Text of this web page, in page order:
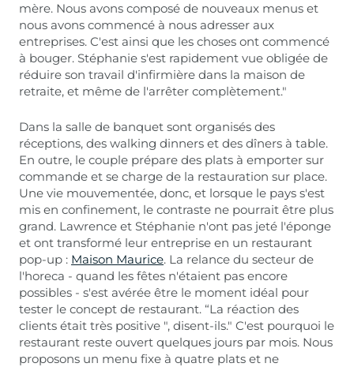
mère. Nous avons composé de nouveaux menus et
nous avons commencé à nous adresser aux
entreprises. C'est ainsi que les choses ont commencé
à bouger. Stéphanie s'est rapidement vue obligée de
réduire son travail d'infirmière dans la maison de
retraite, et même de l'arrêter complètement."
Dans la salle de banquet sont organisés des
réceptions, des walking dinners et des dîners à table.
En outre, le couple prépare des plats à emporter sur
commande et se charge de la restauration sur place.
Une vie mouvementée, donc, et lorsque le pays s'est
mis en confinement, le contraste ne pourrait être plus
grand. Lawrence et Stéphanie n'ont pas jeté l'éponge
et ont transformé leur entreprise en un restaurant
pop-up : Maison Maurice. La relance du secteur de
l'horeca - quand les fêtes n'étaient pas encore
possibles - s'est avérée être le moment idéal pour
tester le concept de restaurant. “La réaction des
clients était très positive ", disent-ils." C'est pourquoi le
restaurant reste ouvert quelques jours par mois. Nous
proposons un menu fixe à quatre plats et ne